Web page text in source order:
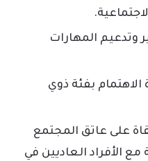
وتدعيم المهارات
الاهتمام بفئة ذوي
على عاتق المجتمع
مع الأفراد العاديين في